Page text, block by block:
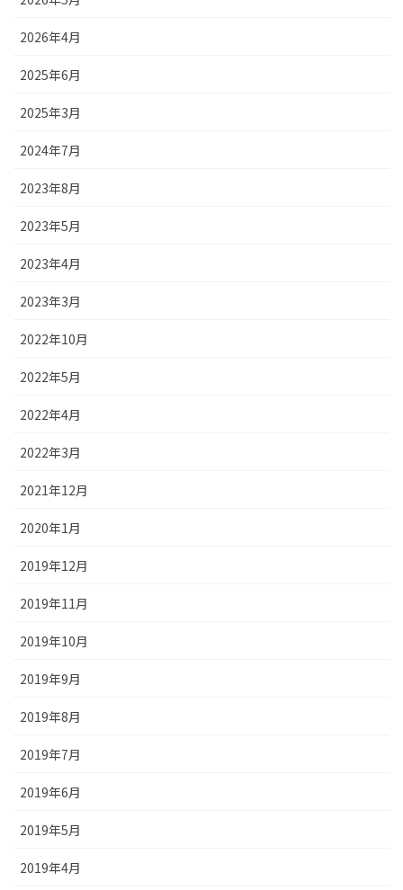
2026年4月
2025年6月
2025年3月
2024年7月
2023年8月
2023年5月
2023年4月
2023年3月
2022年10月
2022年5月
2022年4月
2022年3月
2021年12月
2020年1月
2019年12月
2019年11月
2019年10月
2019年9月
2019年8月
2019年7月
2019年6月
2019年5月
2019年4月